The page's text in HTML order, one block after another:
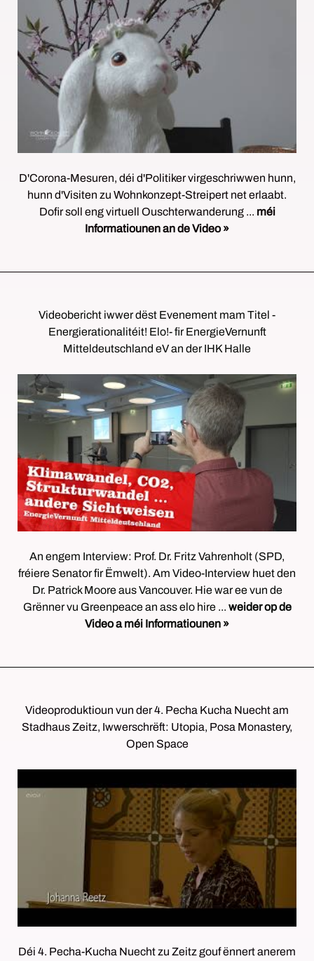
D'Corona-Mesuren, déi d'Politiker virgeschriwwen hunn,
hunn d'Visiten zu Wohnkonzept-Streipert net erlaabt.
Dofir soll eng virtuell Ouschterwanderung ... méi
Informatiounen an de Video »
Videobericht iwwer dëst Evenement mam Titel -
Energierationalitéit! Elo!- fir EnergieVernunft
Mitteldeutschland eV an der IHK Halle
An engem Interview: Prof. Dr. Fritz Vahrenholt (SPD,
fréiere Senator fir Ëmwelt). Am Video-Interview huet den
Dr. Patrick Moore aus Vancouver. Hie war ee vun de
Grënner vu Greenpeace an ass elo hire ... weider op de
Video a méi Informatiounen »
Videoproduktioun vun der 4. Pecha Kucha Nuecht am
Stadhaus Zeitz, Iwwerschrëft: Utopia, Posa Monastery,
Open Space
Déi 4. Pecha-Kucha Nuecht zu Zeitz gouf ënnert anerem